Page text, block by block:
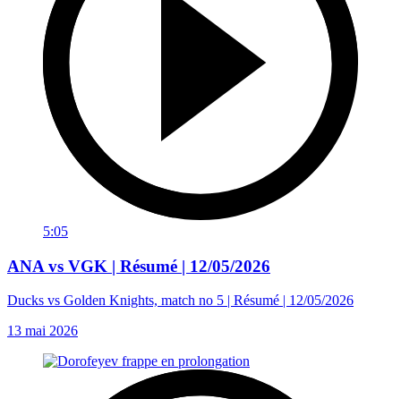
5:05
ANA vs VGK | Résumé | 12/05/2026
Ducks vs Golden Knights, match no 5 | Résumé | 12/05/2026
13 mai 2026